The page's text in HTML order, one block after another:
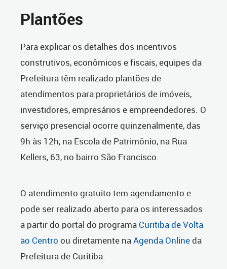
Plantões
Para explicar os detalhes dos incentivos
construtivos, econômicos e fiscais, equipes da
Prefeitura têm realizado plantões de
atendimentos para proprietários de imóveis,
investidores, empresários e empreendedores. O
serviço presencial ocorre quinzenalmente, das
9h às 12h, na Escola de Patrimônio, na Rua
Kellers, 63, no bairro São Francisco.
O atendimento gratuito tem agendamento e
pode ser realizado aberto para os interessados
a partir do portal do programa Curitiba de Volta
ao Centro ou diretamente naAgenda Onlineda
Prefeitura de Curitiba.